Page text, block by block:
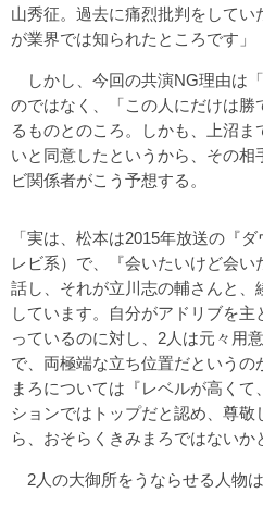
山秀征。過去に痛烈批判をして
が業界では知られたところです」
しかし、今回の共演NG理由は
のではなく、「この人にだけは勝
るものとのころ。しかも、上沼
いと同意したというから、その相
ビ関係者がこう予想する。
「実は、松本は2015年放送の『
レビ系）で、『会いたいけど会い
話し、それが立川志の輔さんと
しています。自分がアドリブを
っているのに対し、2人は元々用
で、両極端な立ち位置だという
まろについては『レベルが高く
ションではトップだと認め、尊
ら、おそらくきみまろではないか
2人の大御所をうならせる人物